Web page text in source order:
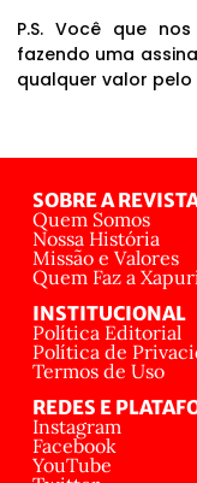
P.S. Você que
fazendo uma
qualquer valor pelo
SOBRE A
Quem Somos
Nossa História
Missão e Valores
Quem Faz a
INSTITUCIONAL
Política Editorial
Política de
Termos de Uso
REDES E
Instagram
Facebook
YouTube